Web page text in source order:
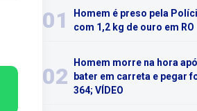
01
Homem é preso pela
com 1,2 kg de ouro em RO
02
Homem morre na hora
bater em carreta e pegar
364; VÍDEO